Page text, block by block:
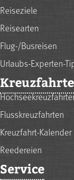
Reiseziele
Reisearten
Flug-/Busreisen
Urlaubs-Experten-
Flusskreuzfahrten
Kreuzfahrt-Kalender
Reedereien
Service